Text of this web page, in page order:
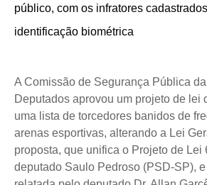
público, com os infratores
identificação biométrica
A Comissão de Segurança Pública
Deputados aprovou um projeto de lei
uma lista de torcedores banidos de
arenas esportivas, alterando a Lei
proposta, que unifica o Projeto de Lei
deputado Saulo Pedroso (PSD-SP),